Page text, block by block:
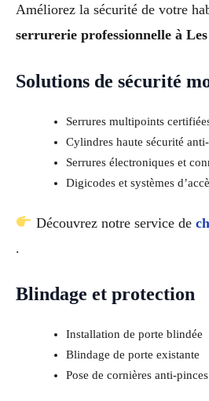
Améliorez la sécurité de votre
serrurerie professionnelle à
Solutions de sécurité
Serrures multipoints
Cylindres haute sécurité
Serrures électroniques et
Digicodes et systèmes
Découvrez notre service de
.
Blindage et protection
Installation de porte blindée
Blindage de porte existante
Pose de cornières anti-pinces